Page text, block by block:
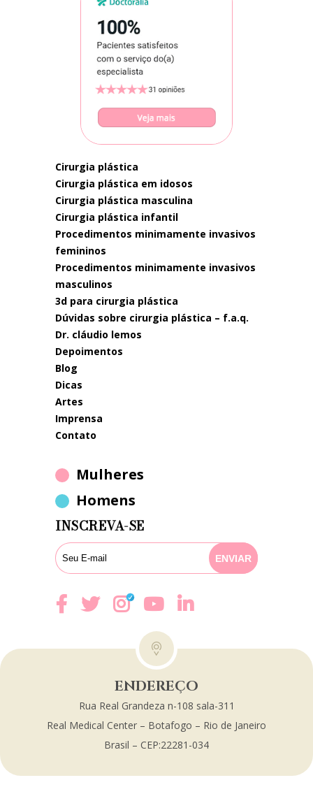
cirurgia plástica
cirurgia plástica em idosos
cirurgia plástica masculina
cirurgia plástica infantil
procedimentos minimamente invasivos
femininos
procedimentos minimamente invasivos
masculinos
3d para cirurgia plástica
dúvidas sobre cirurgia plástica – f.a.q.
dr. cláudio lemos
depoimentos
blog
dicas
artes
imprensa
contato
Mulheres
Homens
INSCREVA-SE
ENDEREÇO
Rua Real Grandeza n-108 sala-311
Real Medical Center – Botafogo – Rio de Janeiro
Brasil – CEP:22281-034